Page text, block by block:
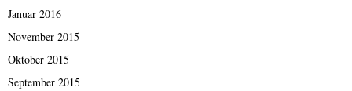
Januar 2016
November 2015
Oktober 2015
September 2015